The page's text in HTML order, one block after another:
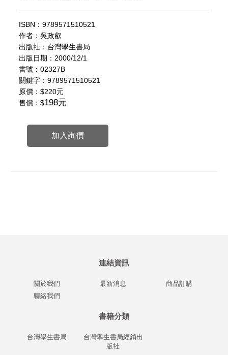
ISBN：9789571510521
作者：吳政叡
出版社：台灣學生書局
出版日期：2000/12/1
書號：02327B
關鍵字：9789571510521
原價：$220元
售價：$198元
加入詢價
連結資訊
關於我們 最新消息
商品訂購
聯絡我們
書籍分類
台灣學生書局
台灣學生書局經銷出
版社